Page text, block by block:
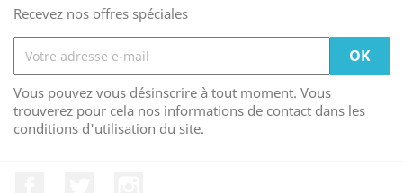
Recevez nos offres spéciales
Vous pouvez vous désinscrire à tout moment. Vous
trouverez pour cela nos informations de contact dans les
conditions d'utilisation du site.